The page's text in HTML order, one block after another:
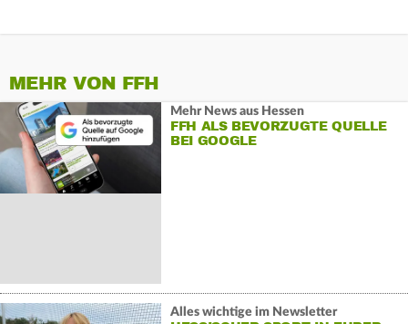
MEHR VON FFH
Mehr News aus Hessen
FFH ALS BEVORZUGTE QUELLE
BEI GOOGLE
Alles wichtige im Newsletter